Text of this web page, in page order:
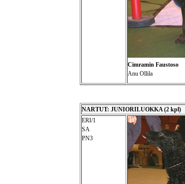
Cimramin Faustoso
Anu Ollila
NARTUT: JUNIORILUOKKA (2 kpl)
ERI/1
SA
PN3